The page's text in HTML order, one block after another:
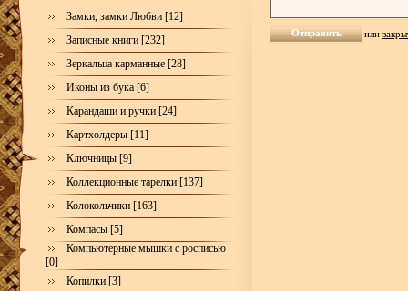
Замки, замки Любви [12]
Записные книги [232]
Зеркальца карманные [28]
Иконы из бука [6]
Карандаши и ручки [24]
Картхолдеры [11]
Ключницы [9]
Коллекционные тарелки [137]
Колокольчики [163]
Компасы [5]
Компьютерные мышки с росписью
[0]
Копилки [3]
или